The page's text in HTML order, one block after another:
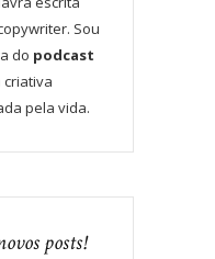
Sou
do podcast
criativa
pela vida.
posts!